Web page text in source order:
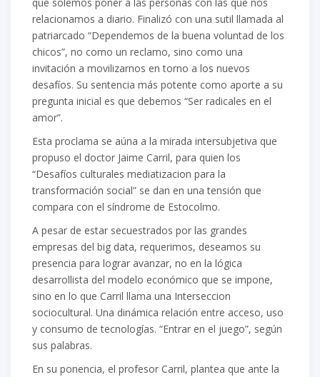
relacionamos a diario. Finalizó con una sutil llamada al
patriarcado “Dependemos de la buena voluntad de los
chicos”, no como un reclamo, sino como una
invitación a movilizarnos en torno a los nuevos
desafíos. Su sentencia más potente como aporte a su
pregunta inicial es que debemos “Ser radicales en el
amor”.
Esta proclama se aúna a la mirada intersubjetiva que
propuso el doctor Jaime Carril, para quien los
“Desafíos culturales mediatizacion para la
transformación social” se dan en una tensión que
compara con el síndrome de Estocolmo.
A pesar de estar secuestrados por las grandes
empresas del big data, requerimos, deseamos su
presencia para lograr avanzar, no en la lógica
desarrollista del modelo económico que se impone,
sino en lo que Carril llama una Interseccion
sociocultural. Una dinámica relación entre acceso, uso
y consumo de tecnologías. “Entrar en el juego”, según
sus palabras.
En su ponencia, el profesor Carril, plantea que ante la